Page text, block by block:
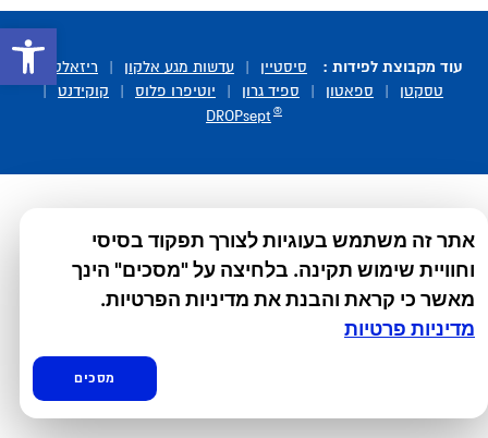
פתח
אתר זה משתמש בעוגיות לצורך תפקוד בסיסי
וחוויית שימוש תקינה. בלחיצה על "מסכים" הינך
מאשר כי קראת והבנת את מדיניות הפרטיות.
מדיניות פרטיות
מסכים
עוד מקבוצת לפידות : סיסטיין עדשות מגע אלקון ריזאלטס
|
טסקטן
ספאטון ספיד גרון יוטיפרו פלוס קוקידנט
DROPsept ®